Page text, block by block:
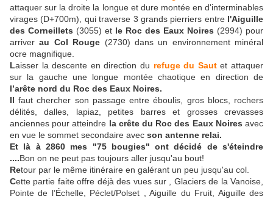
attaquer sur la droite la longue et dure montée en d'interminables
virages (D+700m), qui traverse 3 grands pierriers entre l'Aiguille
des Corneillets (3055) et le Roc des Eaux Noires (2994) pour
arriverau Col Rouge (2730) dans un environnement minéral
ocre magnifique.
Laisser la descente en direction du refuge du Sautet attaquer
sur la gauche une longue montée chaotique en direction de
l’arête nord du Roc des Eaux Noires.
Il faut chercher son passage entre éboulis, gros blocs, rochers
délités, dalles, lapiaz, petites barres et grosses crevasses
anciennes pour atteindre la crête du Roc des Eaux Noiresavec
en vue le sommet secondaire avec son antenne relai.
Et là à 2860 mes "75 bougies" ont décidé de s'éteindre
....Bon on ne peut pas toujours aller jusqu'au bout!
Retour par le même itinéraire en galérant un peu jusqu'au col.
Cette partie faite offre déjà des vues sur , Glaciers de la Vanoise,
Pointe de l’Échelle, Péclet/Polset , Aiguille du Fruit, Aiguille des